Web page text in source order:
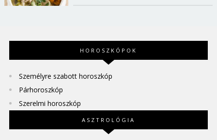
HOROSZKÓPOK
Személyre szabott horoszkóp
Párhoroszkóp
Szerelmi horoszkóp
ASZTROLÓGIA